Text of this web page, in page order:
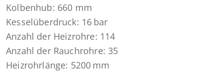
Kolbenhub: 660 mm
Kesselüberdruck: 16 bar
Anzahl der Heizrohre: 114
Anzahl der Rauchrohre: 35
Heizrohrlänge: 5200 mm